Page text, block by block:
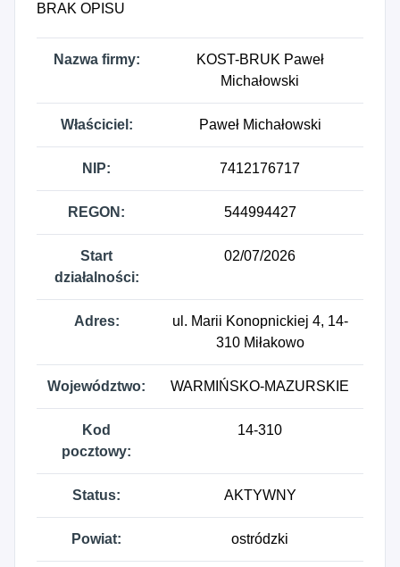
BRAK OPISU
Nazwa firmy:
KOST-BRUK Paweł
Michałowski
Właściciel: Paweł Michałowski
NIP: 7412176717
REGON: 544994427
Start
działalności:
02/07/2026
Adres:
ul. Marii Konopnickiej 4, 14-
310 Miłakowo
Województwo: WARMIŃSKO-MAZURSKIE
Kod
pocztowy:
14-310
Status: AKTYWNY
Powiat: ostródzki